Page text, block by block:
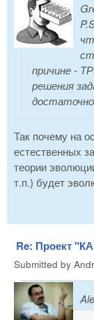
причине -
решения
Так почему на
естественных
теории
т.п.) будет
Re: Проект
Submitted by